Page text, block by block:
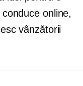
online,
vânzătorii